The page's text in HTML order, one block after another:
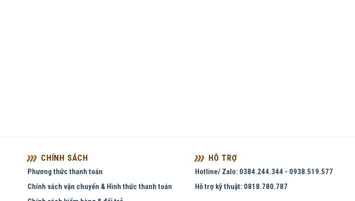
CHÍNH SÁCH
Phương thức thanh toán
Chính sách vận chuyển & Hình thức thanh toán
HỖ TRỢ
Hotline/ Zalo: 0384.244.344 - 0938.519.577
Hỗ trợ kỹ thuật: 0818.780.787